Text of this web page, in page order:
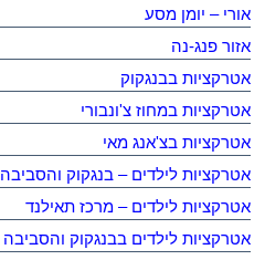
אורי – יומן מסע
אזור פנג-נה
אטרקציות בבנגקוק
אטרקציות במחוז צ'ונבורי
אטרקציות בצ'אנג מאי
אטרקציות לילדים – בנגקוק והסביבה
אטרקציות לילדים – מרכז תאילנד
אטרקציות לילדים בבנגקוק והסביבה